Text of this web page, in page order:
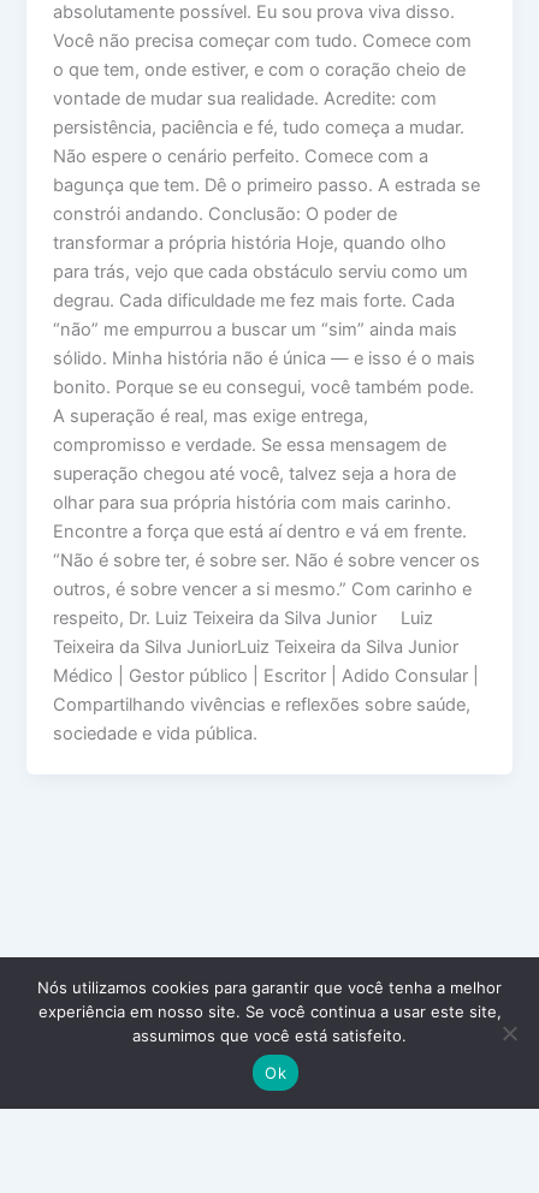
absolutamente possível. Eu sou prova viva disso.
Você não precisa começar com tudo. Comece com
o que tem, onde estiver, e com o coração cheio de
vontade de mudar sua realidade. Acredite: com
persistência, paciência e fé, tudo começa a mudar.
Não espere o cenário perfeito. Comece com a
bagunça que tem. Dê o primeiro passo. A estrada se
constrói andando. Conclusão: O poder de
transformar a própria história Hoje, quando olho
para trás, vejo que cada obstáculo serviu como um
degrau. Cada dificuldade me fez mais forte. Cada
“não” me empurrou a buscar um “sim” ainda mais
sólido. Minha história não é única — e isso é o mais
bonito. Porque se eu consegui, você também pode.
A superação é real, mas exige entrega,
compromisso e verdade. Se essa mensagem de
superação chegou até você, talvez seja a hora de
olhar para sua própria história com mais carinho.
Encontre a força que está aí dentro e vá em frente.
“Não é sobre ter, é sobre ser. Não é sobre vencer os
outros, é sobre vencer a si mesmo.” Com carinho e
respeito, Dr. Luiz Teixeira da Silva Junior Luiz
Teixeira da Silva JuniorLuiz Teixeira da Silva Junior
Médico | Gestor público | Escritor | Adido Consular |
Compartilhando vivências e reflexões sobre saúde,
sociedade e vida pública.
Nós utilizamos cookies para garantir que você tenha a melhor
experiência em nosso site. Se você continua a usar este site,
assumimos que você está satisfeito.
Ok